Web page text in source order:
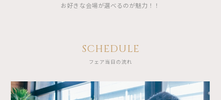
お好きな会場が選べるのが魅力！！
SCHEDULE
フェア当日の流れ